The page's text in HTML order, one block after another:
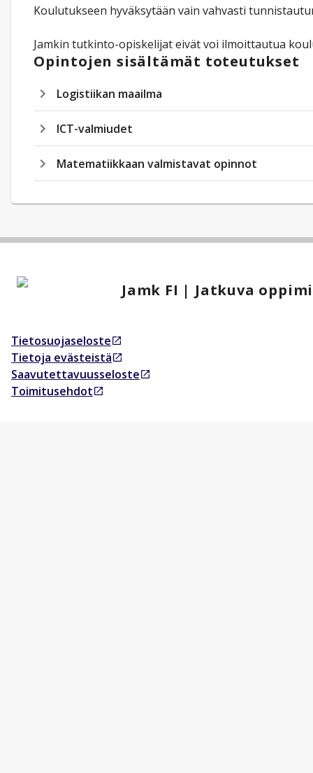
Koulutukseen hyväksytään vain vahvasti
Jamkin tutkinto-opiskelijat eivät voi ilmoittautua
Opintojen sisältämät toteutukset
Logistiikan maailma
ICT-valmiudet
Matematiikkaan valmistavat opinnot
Jamk FI | Jatkuva
Tietosuojaseloste
Avautuu uudessa välilehdessä
Tietoja evästeistä
Avautuu uudessa välilehdessä
Saavutettavuusseloste
Avautuu uudessa välilehdessä
Toimitusehdot
Avautuu uudessa välilehdessä